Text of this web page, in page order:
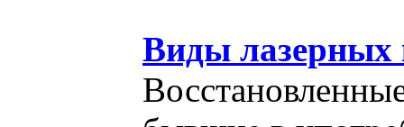
Виды лазерных